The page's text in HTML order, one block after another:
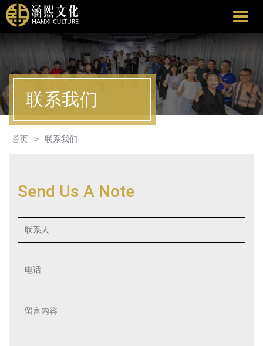
涵
联系我们
首页 > 联系我们
Send Us A Note